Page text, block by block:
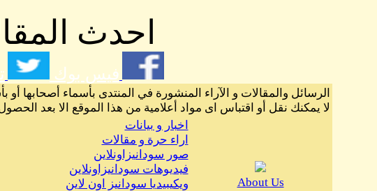
احدث
فيس بوك
الرسائل والمقالات و الآراء المنشورة في المنتدى بأسماء أصحابها
لا يمكنك نقل أو اقتباس اى مواد أعلامية من هذا الموقع الا بعد
About Us
اخبار و بيانات
اراء حرة و مقالات
صور سودانيزاونلاين
فيديوهات سودانيزاونلاين
ويكيبيديا سودانيز اون لاين